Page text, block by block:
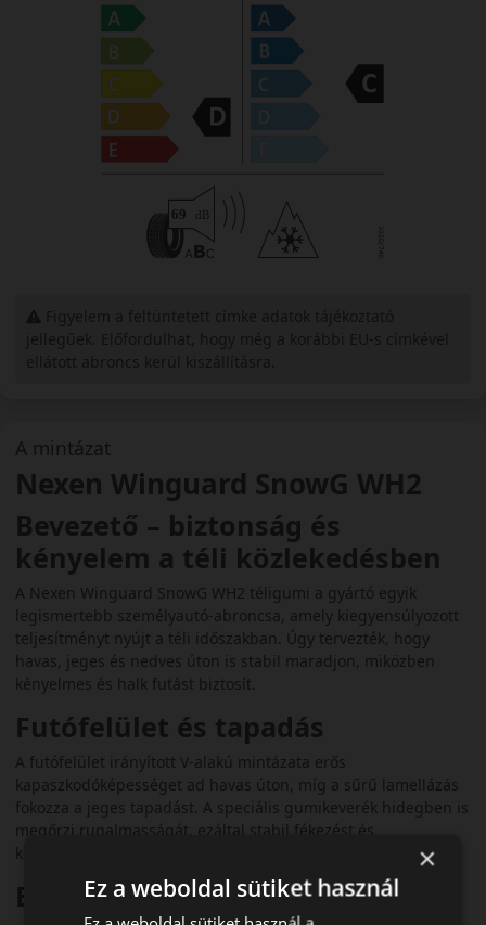
A mintázat
Nexen Winguard SnowG WH2
Bevezető – biztonság és
kényelem a téli közlekedésben
A Nexen Winguard SnowG WH2 téligumi a gyártó egyik
legismertebb személyautó-abroncsa, amely kiegyensúlyozott
teljesítményt nyújt a téli időszakban. Úgy tervezték, hogy
havas, jeges és nedves úton is stabil maradjon, miközben
kényelmes és halk futást biztosít.
Futófelület és tapadás
A futófelület irányított V-alakú mintázata erős
kapaszkodóképességet ad havas úton, míg a sűrű lamellázás
fokozza a jeges tapadást. A speciális gumikeverék hidegben is
megőrzi rugalmasságát, ezáltal stabil fékezést és
kormányozhatóságot kínál.
Biztonsági jellemzők
×
Ez a weboldal sütiket használ